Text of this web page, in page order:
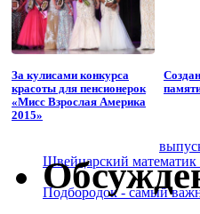
За кулисами конкурса
красоты для пенсионерок
«Мисс Взрослая Америка
2015»
Швейцарский
Подбородок - самый